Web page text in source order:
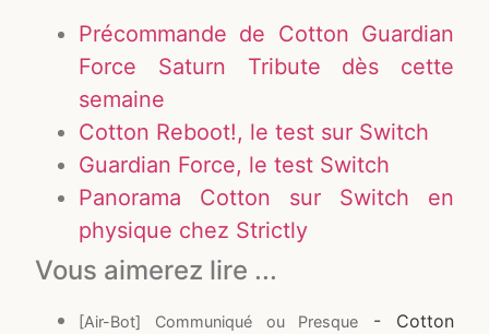
Précommande de Cotton Guardian
Force Saturn Tribute dès cette
semaine
Cotton Reboot!, le test sur Switch
Guardian Force, le test Switch
Panorama Cotton sur Switch en
physique chez Strictly
Vous aimerez lire ...
[Air-Bot] Communiqué ou Presque
- Cotton